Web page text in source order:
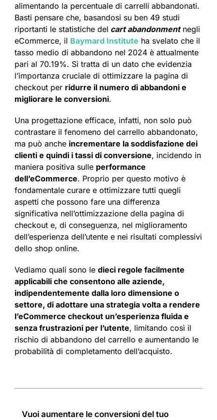
alimentando la percentuale di carrelli abbandonati.
Basti pensare che, basandosi su ben 49 studi
riportanti le statistiche del cart abandonmentnegli
eCommerce, il Baymard Institute ha svelato che il
tasso medio di abbandono nel 2024 è attualmente
pari al 70.19%. Si tratta di un dato che evidenzia
l’importanza cruciale di ottimizzare la pagina di
checkout per ridurre il numero di abbandoni e
migliorare le conversioni.
Una progettazione efficace, infatti, non solo può
contrastare il fenomeno del carrello abbandonato,
ma può anche incrementare la soddisfazione dei
clienti e quindi i tassi di conversione, incidendo in
maniera positiva sulle performance
dell’eCommerce. Proprio per questo motivo è
fondamentale curare e ottimizzare tutti quegli
aspetti che possono fare una differenza
significativa nell’ottimizzazione della pagina di
checkout e, di conseguenza, nel miglioramento
dell’esperienza dell’utente e nei risultati complessivi
dello shop online.
​Vediamo quali sono le dieci regole facilmente
applicabili che consentono alle aziende,
indipendentemente dalla loro dimensione o
settore, di adottare una strategia volta a rendere
l’eCommerce checkout un’esperienza fluida e
senza frustrazioni per l’utente, limitando così il
rischio di abbandono del carrello e aumentando le
probabilità di completamento dell’acquisto.
Vuoi aumentare le conversioni del tuo